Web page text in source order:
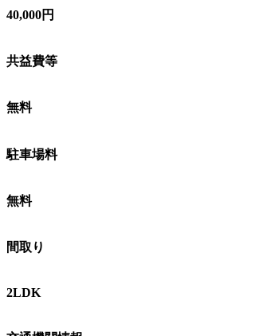
40,000円
​共益費等
無料
​駐車場料
無料
間取り
2LDK